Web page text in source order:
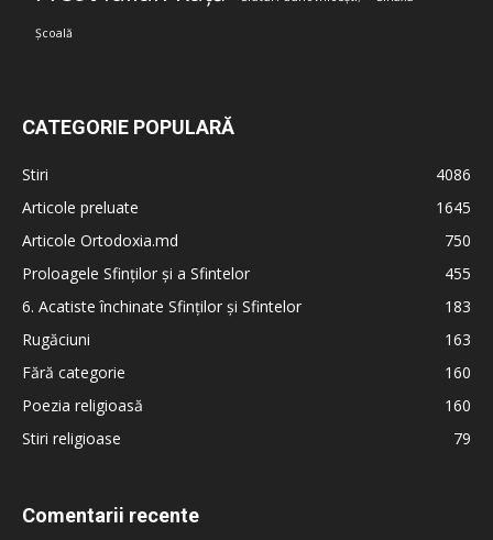
Școală
CATEGORIE POPULARĂ
Stiri
4086
Articole preluate
1645
Articole Ortodoxia.md
750
Proloagele Sfinților și a Sfintelor
455
6. Acatiste închinate Sfinților și Sfintelor
183
Rugăciuni
163
Fără categorie
160
Poezia religioasă
160
Stiri religioase
79
Comentarii recente